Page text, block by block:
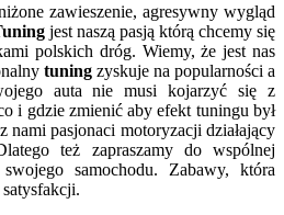
zawieszenie, agresywny wygląd
jest naszą pasją którą chcemy się
polskich dróg. Wiemy, że jest nas
tuning zyskuje na popularności a
auta nie musi kojarzyć się z
i gdzie zmienić aby efekt tuningu był
nami pasjonaci motoryzacji działający
też zapraszamy do wspólnej
samochodu. Zabawy, która